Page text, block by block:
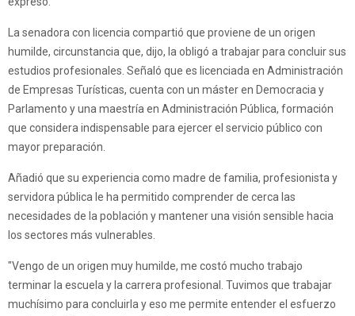
La senadora con licencia compartió que proviene de un origen
humilde, circunstancia que, dijo, la obligó a trabajar para concluir sus
estudios profesionales. Señaló que es licenciada en Administración
de Empresas Turísticas, cuenta con un máster en Democracia y
Parlamento y una maestría en Administración Pública, formación
que considera indispensable para ejercer el servicio público con
mayor preparación.
Añadió que su experiencia como madre de familia, profesionista y
servidora pública le ha permitido comprender de cerca las
necesidades de la población y mantener una visión sensible hacia
los sectores más vulnerables.
"Vengo de un origen muy humilde, me costó mucho trabajo
terminar la escuela y la carrera profesional. Tuvimos que trabajar
muchísimo para concluirla y eso me permite entender el esfuerzo